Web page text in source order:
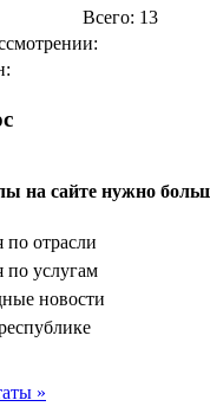
Всего: 13
на сайте нужно
отрасли
услугам
новости
»